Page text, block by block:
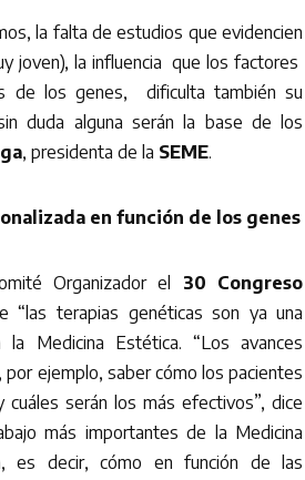
la falta de estudios que evidencien
joven), la influencia que los factores
de los genes, dificulta también su
duda alguna serán la base de los
, presidenta de la SEME.
en función de los genes
Organizador el 30 Congreso
“las terapias genéticas son ya una
Medicina Estética. “Los avances
ejemplo, saber cómo los pacientes
serán los más efectivos”, dice
más importantes de la Medicina
es decir, cómo en función de las